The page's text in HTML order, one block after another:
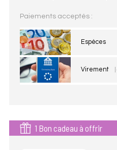
Paiements acceptés :
Espèces
Virement
1 Bon cadeau à offrir